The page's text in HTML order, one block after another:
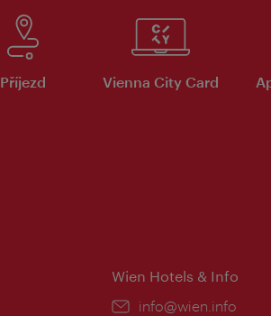
Příjezd Vienna City Card
Wien Hotels & Info
E-
info@wien.info